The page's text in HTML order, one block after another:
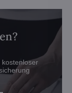
kostenloser